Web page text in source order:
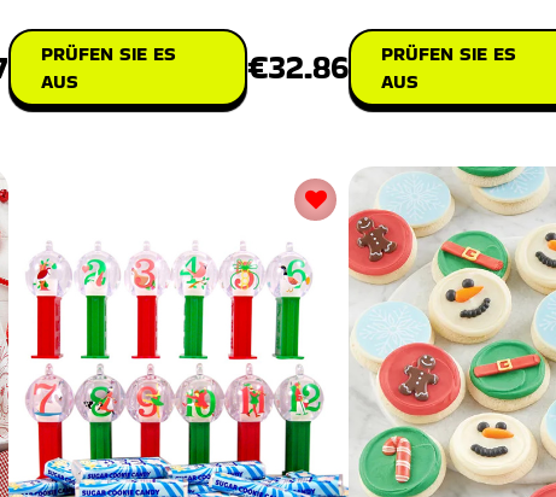
PRÜFEN SIE ES
AUS
€32.86
PRÜFEN SIE ES
AUS